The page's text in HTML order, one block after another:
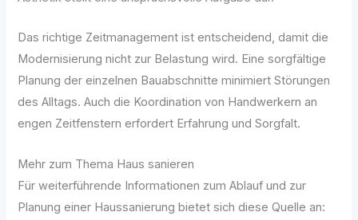
Das richtige Zeitmanagement ist entscheidend, damit die
Modernisierung nicht zur Belastung wird. Eine sorgfältige
Planung der einzelnen Bauabschnitte minimiert Störungen
des Alltags. Auch die Koordination von Handwerkern an
engen Zeitfenstern erfordert Erfahrung und Sorgfalt.
Mehr zum Thema Haus sanieren
Für weiterführende Informationen zum Ablauf und zur
Planung einer Haussanierung bietet sich diese Quelle an: